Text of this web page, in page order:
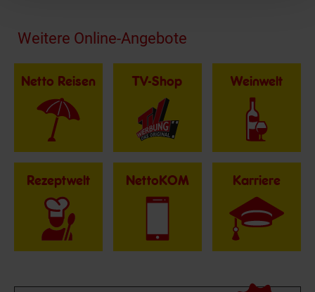
Fußzeile
Weitere Online-Angebote
Netto Reisen TV-Shop Weinwelt
Rezeptwelt NettoKOM Karriere